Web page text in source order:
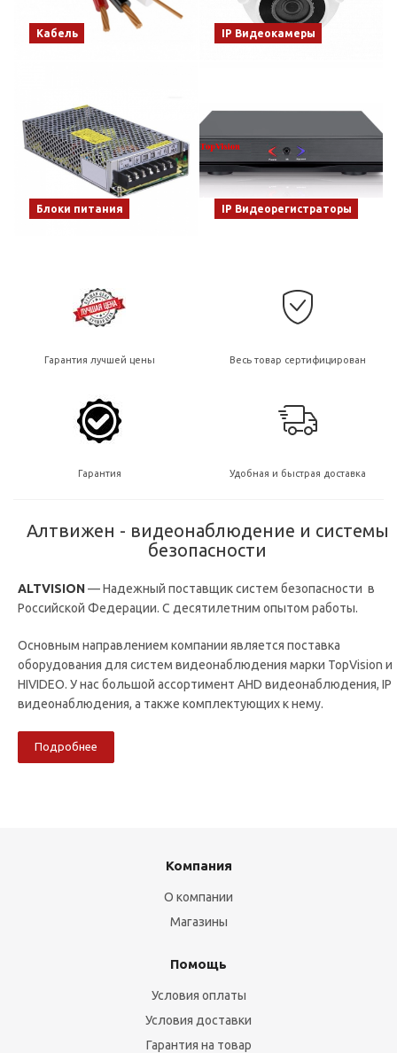
Кабель IP Видеокамеры
Блоки питания IP Видеорегистраторы
Гарантия лучшей цены Весь товар сертифицирован
Гарантия Удобная и быстрая доставка
Алтвижен - видеонаблюдение и системы
безопасности
ALTVISION— Надежный поставщик систем безопасности в
Российской Федерации. С десятилетним опытом работы.
Основным направлением компании является поставка
оборудования для систем видеонаблюдения марки TopVision и
HIVIDEO. У нас большой ассортимент AHD видеонаблюдения, IP
видеонаблюдения, а также комплектующих к нему.
Подробнее
Компания
О компании
Магазины
Помощь
Условия оплаты
Условия доставки
Гарантия на товар